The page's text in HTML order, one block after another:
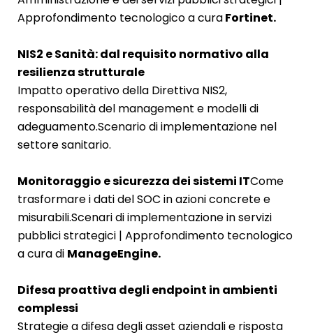
Approfondimento tecnologico a curaFortinet.
NIS2 e Sanità: dal requisito normativo alla
resilienza strutturale
Impatto operativo della Direttiva NIS2,
responsabilità del management e modelli di
adeguamento.Scenario di implementazione nel
settore sanitario.
Monitoraggio e sicurezza dei sistemi ITCome
trasformare i dati del SOC in azioni concrete e
misurabili.Scenari di implementazione in servizi
pubblici strategici | Approfondimento tecnologico
a cura di ManageEngine.
Difesa proattiva degli endpoint in ambienti
complessi
Strategie a difesa degli asset aziendali e risposta